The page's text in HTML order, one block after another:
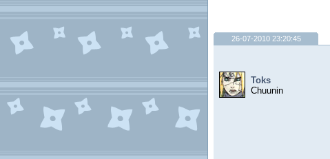
26-07-2010 23:20:45
Toks
Chuunin